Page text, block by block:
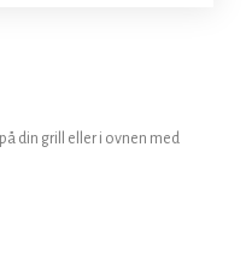
din grill eller i ovnen med